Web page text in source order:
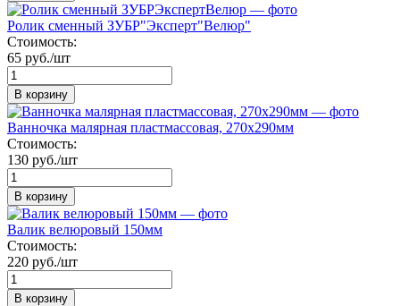
Ролик сменный ЗУБР"Эксперт"Велюр"
Стоимость:
65 руб./шт
В корзину
Ванночка малярная пластмассовая, 270х290мм
Стоимость:
130 руб./шт
В корзину
Валик велюровый 150мм
Стоимость:
220 руб./шт
В корзину